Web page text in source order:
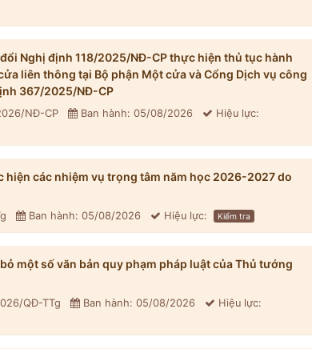
Nghị định 118/2025/NĐ-CP thực hiện thủ tục hành
liên thông tại Bộ phận Một cửa và Cổng Dịch vụ công
367/2025/NĐ-CP
NĐ-CP Ban hành: 05/08/2026 Hiệu lực:
hiện các nhiệm vụ trọng tâm năm học 2026-2027 do
Ban hành: 05/08/2026 Hiệu lực: Kiểm tra
một số văn bản quy phạm pháp luật của Thủ tướng
QĐ-TTg Ban hành: 05/08/2026 Hiệu lực: